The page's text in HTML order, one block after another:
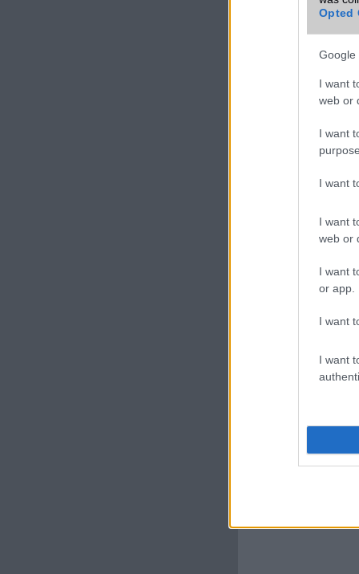
Opted
Google
I want
web or
I want
I want
I want
web or
I want
or app.
I want
I want